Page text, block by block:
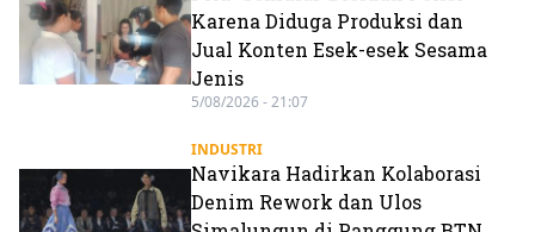
Karena Diduga Produksi dan
Jual Konten Esek-esek Sesama
Jenis
5/08/2026 - 21:07
INDUSTRI
Navikara Hadirkan Kolaborasi
Denim Rework dan Ulos